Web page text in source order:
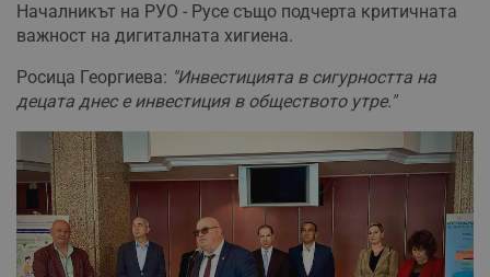
Началникът на РУО - Русе също подчерта критичната
важност на дигиталната хигиена.
Росица Георгиева: "Инвестицията в сигурността на
децата днес е инвестиция в обществото утре."